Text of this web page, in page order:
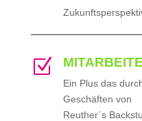
Z
Ein Plus das
Geschäften von
Reuther´s